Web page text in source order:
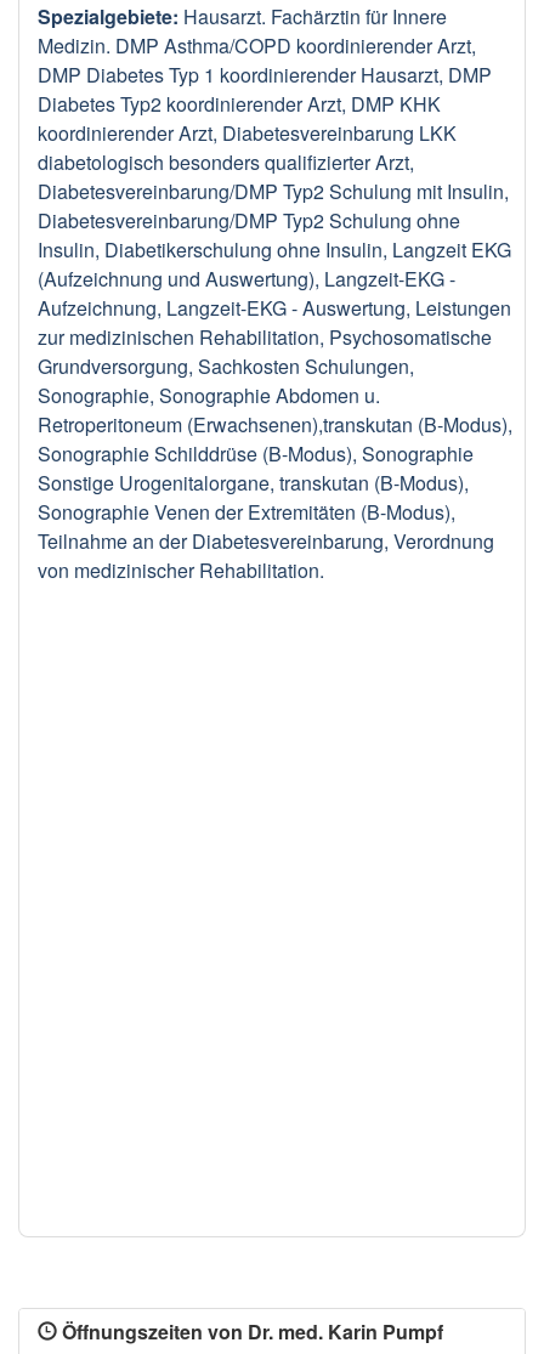
Spezialgebiete: Hausarzt. Fachärztin für Innere
Medizin. DMP Asthma/COPD koordinierender Arzt,
DMP Diabetes Typ 1 koordinierender Hausarzt, DMP
Diabetes Typ2 koordinierender Arzt, DMP KHK
koordinierender Arzt, Diabetesvereinbarung LKK
diabetologisch besonders qualifizierter Arzt,
Diabetesvereinbarung/DMP Typ2 Schulung mit Insulin,
Diabetesvereinbarung/DMP Typ2 Schulung ohne
Insulin, Diabetikerschulung ohne Insulin, Langzeit EKG
(Aufzeichnung und Auswertung), Langzeit-EKG -
Aufzeichnung, Langzeit-EKG - Auswertung, Leistungen
zur medizinischen Rehabilitation, Psychosomatische
Grundversorgung, Sachkosten Schulungen,
Sonographie, Sonographie Abdomen u.
Retroperitoneum (Erwachsenen),transkutan (B-Modus),
Sonographie Schilddrüse (B-Modus), Sonographie
Sonstige Urogenitalorgane, transkutan (B-Modus),
Sonographie Venen der Extremitäten (B-Modus),
Teilnahme an der Diabetesvereinbarung, Verordnung
von medizinischer Rehabilitation.
Öffnungszeiten von Dr. med. Karin Pumpf